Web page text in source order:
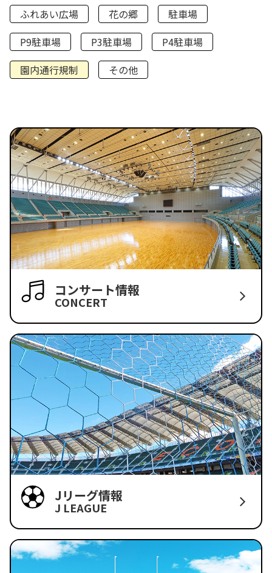
ふれあい広場
花の郷
駐車場
P9駐車場
P3駐車場
P4駐車場
園内通行規制
その他
コンサート情報
CONCERT
Jリーグ情報
J LEAGUE